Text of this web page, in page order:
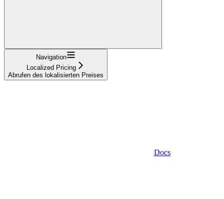
Navigation
Localized Pricing
Abrufen des lokalisierten Preises
Docs